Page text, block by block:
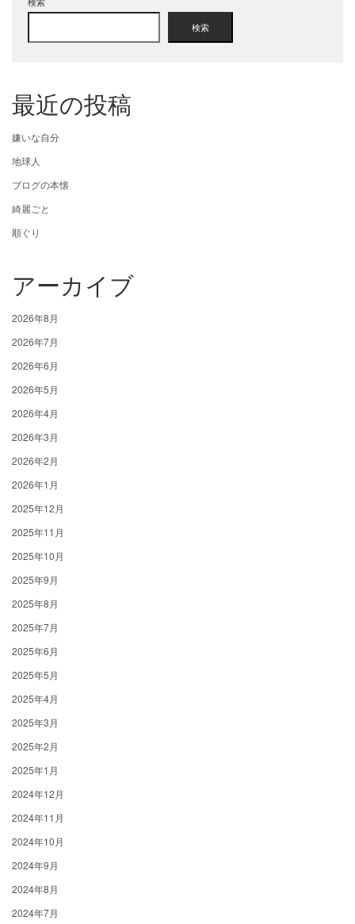
検索
最近の投稿
嫌いな自分
地球人
ブログの本懐
綺麗ごと
順ぐり
アーカイブ
2026年8月
2026年7月
2026年6月
2026年5月
2026年4月
2026年3月
2026年2月
2026年1月
2025年12月
2025年11月
2025年10月
2025年9月
2025年8月
2025年7月
2025年6月
2025年5月
2025年4月
2025年3月
2025年2月
2025年1月
2024年12月
2024年11月
2024年10月
2024年9月
2024年8月
2024年7月